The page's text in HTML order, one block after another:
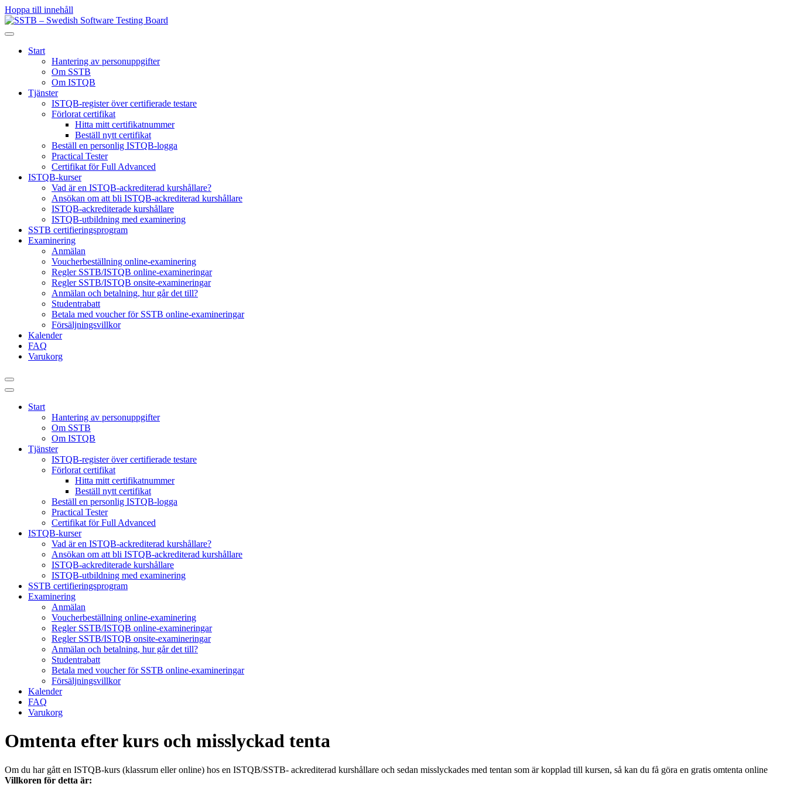
Hoppa till innehåll
Start
Hantering av personuppgifter
Om SSTB
Om ISTQB
Tjänster
ISTQB-register över certifierade testare
Förlorat certifikat
Hitta mitt certifikatnummer
Beställ nytt certifikat
Beställ en personlig ISTQB-logga
Practical Tester
Certifikat för Full Advanced
ISTQB-kurser
Vad är en ISTQB-ackrediterad kurshållare?
Ansökan om att bli ISTQB-ackrediterad kurshållare
ISTQB-ackrediterade kurshållare
ISTQB-utbildning med examinering
SSTB certifieringsprogram
Examinering
Anmälan
Voucherbeställning online-examinering
Regler SSTB/ISTQB online-examineringar
Regler SSTB/ISTQB onsite-examineringar
Anmälan och betalning, hur går det till?
Studentrabatt
Betala med voucher för SSTB online-examineringar
Försäljningsvillkor
Kalender
FAQ
Varukorg
Start
Hantering av personuppgifter
Om SSTB
Om ISTQB
Tjänster
ISTQB-register över certifierade testare
Förlorat certifikat
Hitta mitt certifikatnummer
Beställ nytt certifikat
Beställ en personlig ISTQB-logga
Practical Tester
Certifikat för Full Advanced
ISTQB-kurser
Vad är en ISTQB-ackrediterad kurshållare?
Ansökan om att bli ISTQB-ackrediterad kurshållare
ISTQB-ackrediterade kurshållare
ISTQB-utbildning med examinering
SSTB certifieringsprogram
Examinering
Anmälan
Voucherbeställning online-examinering
Regler SSTB/ISTQB online-examineringar
Regler SSTB/ISTQB onsite-examineringar
Anmälan och betalning, hur går det till?
Studentrabatt
Betala med voucher för SSTB online-examineringar
Försäljningsvillkor
Kalender
FAQ
Varukorg
Omtenta efter kurs och misslyckad tenta
Om du har gått en ISTQB-kurs (klassrum eller online) hos en ISTQB/SSTB- ackrediterad kurshållare och sedan misslyckades med tentan som är kopplad till kursen, så kan du få göra en gratis omtenta online
Villkoren för detta är: